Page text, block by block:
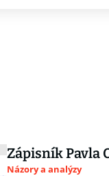
Zápisník Pavla
Názory a analýzy